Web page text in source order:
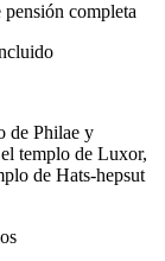
completa
de Philae y
templo de Luxor,
de Hats-hepsut